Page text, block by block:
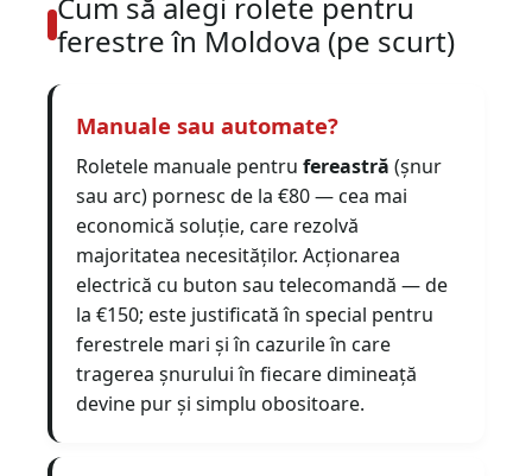
ferestre în Moldova (pe scurt)
Manuale sau automate?
Roletele manuale pentru fereastră (șnur
sau arc) pornesc de la €80 — cea mai
economică soluție, care rezolvă
majoritatea necesităților. Acționarea
electrică cu buton sau telecomandă — de
la €150; este justificată în special pentru
ferestrele mari și în cazurile în care
tragerea șnurului în fiecare dimineață
devine pur și simplu obositoare.